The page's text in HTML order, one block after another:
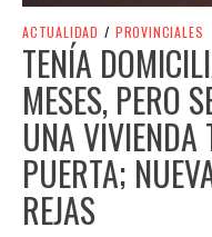
ACTUALIDAD / PROVINCIALES
TENÍA
MESES, PERO
UNA VIVIENDA
PUERTA;
REJAS